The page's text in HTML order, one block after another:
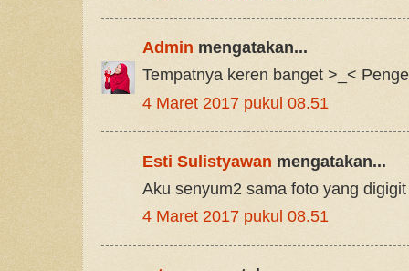
Admin mengatakan...
Tempatnya keren banget >_<
4 Maret 2017 pukul 08.51
Esti Sulistyawan mengatakan...
Aku senyum2 sama foto yang
4 Maret 2017 pukul 08.51